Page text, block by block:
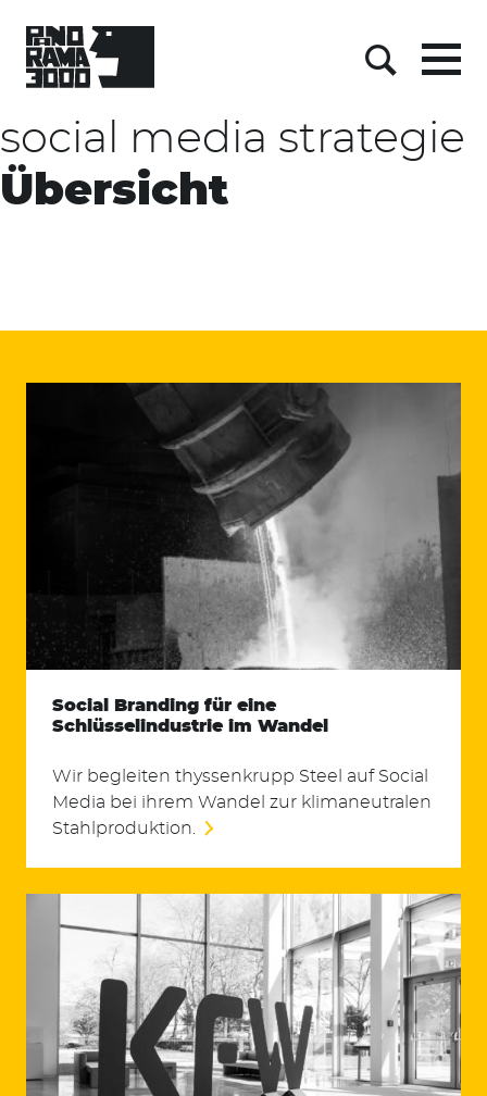
content
Menu
social media strategie
Übersicht
Social Branding für eine
Schlüsselindustrie im Wandel
Wir begleiten thyssenkrupp Steel auf Social
Media bei ihrem Wandel zur klimaneutralen
Stahlproduktion.